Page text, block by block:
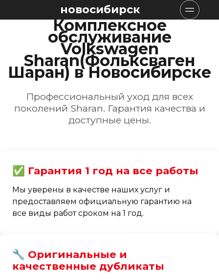
новосибирск
Комплексное
обслуживание
Volkswagen
Sharan(Фольксваген
Шаран) в Новосибирске
Профессиональный уход для всех
поколений Sharan. Гарантия качества и
доступные цены.
✅ Гарантия 1 год на все работы
Мы уверены в качестве наших услуг и
предоставляем официальную гарантию на
все виды работ сроком на 1 год.
🔧 Оригинальные и
качественные дубликаты